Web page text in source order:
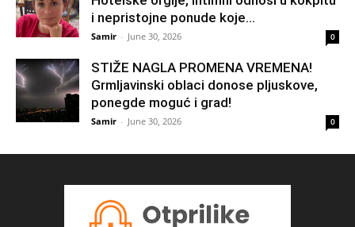
i nepristojne ponude koje...
Samir - June 30, 2026 0
STIŽE NAGLA PROMENA VREMENA!
Grmljavinski oblaci donose pljuskove,
ponegde moguć i grad!
Samir - June 30, 2026 0